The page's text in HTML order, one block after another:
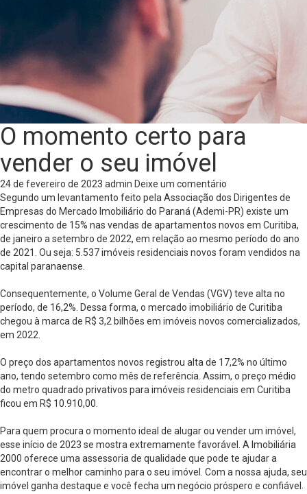
O momento certo para
vender o seu imóvel
24 de fevereiro de 2023 admin Deixe um comentário
Segundo um levantamento feito pela Associação dos Dirigentes de
Empresas do Mercado Imobiliário do Paraná (Ademi-PR) existe um
crescimento de 15% nas vendas de apartamentos novos em Curitiba,
de janeiro a setembro de 2022, em relação ao mesmo período do ano
de 2021. Ou seja: 5.537 imóveis residenciais novos foram vendidos na
capital paranaense.
Consequentemente, o Volume Geral de Vendas (VGV) teve alta no
período, de 16,2%. Dessa forma, o mercado imobiliário de Curitiba
chegou à marca de R$ 3,2 bilhões em imóveis novos comercializados,
em 2022.
O preço dos apartamentos novos registrou alta de 17,2% no último
ano, tendo setembro como mês de referência. Assim, o preço médio
do metro quadrado privativos para imóveis residenciais em Curitiba
ficou em R$ 10.910,00.
Para quem procura o momento ideal de alugar ou vender um imóvel,
esse início de 2023 se mostra extremamente favorável. A Imobiliária
2000 oferece uma assessoria de qualidade que pode te ajudar a
encontrar o melhor caminho para o seu imóvel. Com a nossa ajuda, seu
imóvel ganha destaque e você fecha um negócio próspero e confiável.